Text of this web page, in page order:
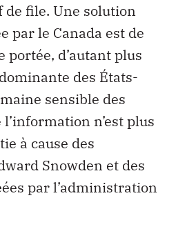
de file. Une solution
par le Canada est de
portée, d’autant plus
des États-
sensible des
n’est plus
à cause des
Snowden et des
par l’administration